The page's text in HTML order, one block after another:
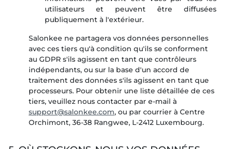
utilisateurs et peuvent être diffusées
publiquement à l'extérieur.
Salonkee ne partagera vos données personnelles
avec ces tiers qu'à condition qu'ils se conforment
au GDPR s'ils agissent en tant que contrôleurs
indépendants, ou sur la base d'un accord de
traitement des données s'ils agissent en tant que
processeurs. Pour obtenir une liste détaillée de ces
tiers, veuillez nous contacter par e-mail à
, ou par courrier à Centre
Orchimont, 36-38 Rangwee, L-2412 Luxembourg.